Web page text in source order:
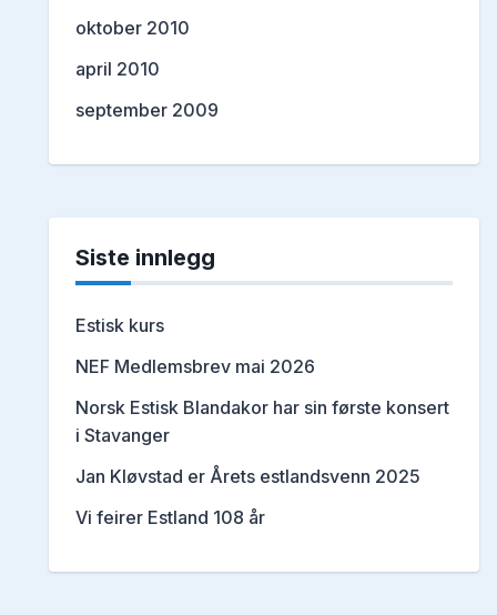
oktober 2010
april 2010
september 2009
Siste innlegg
Estisk kurs
NEF Medlemsbrev mai 2026
Norsk Estisk Blandakor har sin første konsert
i Stavanger
Jan Kløvstad er Årets estlandsvenn 2025
Vi feirer Estland 108 år